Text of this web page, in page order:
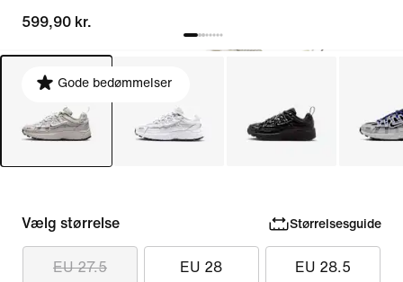
599,90 kr.
Gode bedømmelser
Vælg størrelse Størrelsesguide
EU 27.5 EU 28 EU 28.5